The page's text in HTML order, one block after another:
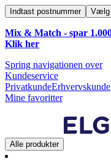
Indtast postnummer Vælg
Mix & Match - spar
Klik her
Spring navigationen over
Kundeservice
PrivatkundeErhvervskunde
Mine favoritter
Alle produkter